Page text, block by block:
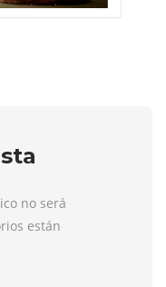
no será
están